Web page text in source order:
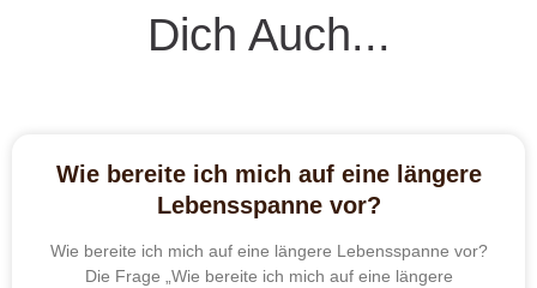
Dich Auch...
Wie bereite ich mich auf eine längere
Lebensspanne vor?
Wie bereite ich mich auf eine längere Lebensspanne vor?
Die Frage „Wie bereite ich mich auf eine längere